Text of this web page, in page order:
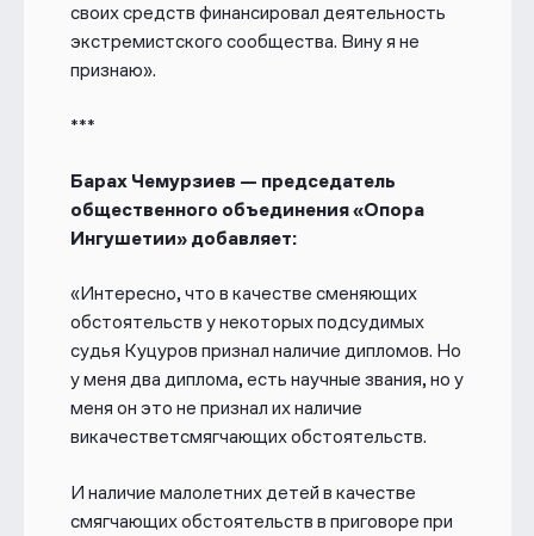
своих средств финансировал деятельность
экстремистского сообщества. Вину я не
признаю».
***
Барах Чемурзиев — председатель
общественного объединения «Опора
Ингушетии» добавляет:
«Интересно, что в качестве сменяющих
обстоятельств у некоторых подсудимых
судья Куцуров признал наличие дипломов. Но
у меня два диплома, есть научные звания, но у
меня он это не признал их наличие
викачестветсмягчающих обстоятельств.
И наличие малолетних детей в качестве
смягчающих обстоятельств в приговоре при